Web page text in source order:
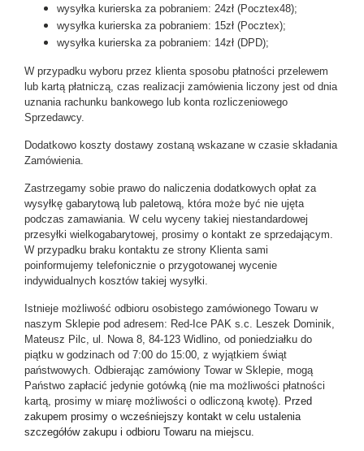
wysyłka kurierska za pobraniem: 24zł (Pocztex48);
wysyłka kurierska za pobraniem: 15zł (Pocztex);
wysyłka kurierska za pobraniem: 14zł (DPD);
W przypadku wyboru przez klienta sposobu płatności przelewem
lub kartą płatniczą, czas realizacji zamówienia liczony jest od dnia
uznania rachunku bankowego lub konta rozliczeniowego
Sprzedawcy.
Dodatkowo koszty dostawy zostaną wskazane w czasie składania
Zamówienia.
Zastrzegamy sobie prawo do naliczenia dodatkowych opłat za
wysyłkę gabarytową lub paletową, która może być nie ujęta
podczas zamawiania. W celu wyceny takiej niestandardowej
przesyłki wielkogabarytowej, prosimy o kontakt ze sprzedającym.
W przypadku braku kontaktu ze strony Klienta sami
poinformujemy telefonicznie o przygotowanej wycenie
indywidualnych kosztów takiej wysyłki.
Istnieje możliwość odbioru osobistego zamówionego Towaru w
naszym Sklepie pod adresem: Red-Ice PAK s.c. Leszek Dominik,
Mateusz Pilc, ul. Nowa 8, 84-123 Widlino, od poniedziałku do
piątku w godzinach od 7:00 do 15:00, z wyjątkiem świąt
państwowych. Odbierając zamówiony Towar w Sklepie, mogą
Państwo zapłacić jedynie gotówką (nie ma możliwości płatności
kartą, prosimy w miarę możliwości o odliczoną kwotę). Przed
zakupem prosimy o wcześniejszy kontakt w celu ustalenia
szczegółów zakupu i odbioru Towaru na miejscu.